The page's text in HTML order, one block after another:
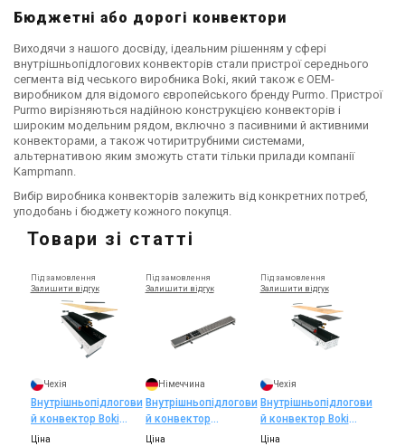
Бюджетні або дорогі конвектори
Виходячи з нашого досвіду, ідеальним рішенням у сфері
внутрішньопідлогових конвекторів стали пристрої середнього
сегмента від чеського виробника Boki, який також є OEM-
виробником для відомого європейського бренду Purmo. Пристрої
Purmo вирізняються надійною конструкцією конвекторів і
широким модельним рядом, включно з пасивними й активними
конвекторами, а також чотиритрубними системами,
альтернативою яким зможуть стати тільки прилади компанії
Kampmann.
Вибір виробника конвекторів залежить від конкретних потреб,
уподобань і бюджету кожного покупця.
Товари зі статті
Під замовлення
Залишити відгук
Чехія
Внутрішньопідлогови
й конвектор Boki
InFloor F4V (з
Ціна
Під замовлення
Залишити відгук
Німеччина
Внутрішньопідлогови
й конвектор
Kampmann Katherm
Ціна
Під замовлення
Залишити відгук
Чехія
Внутрішньопідлогови
й конвектор Boki
InFloor F2C (з
Ціна